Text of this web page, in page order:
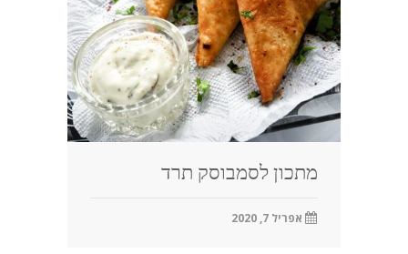
מתכון לסמבוסק תרד
אפריל 7, 2020